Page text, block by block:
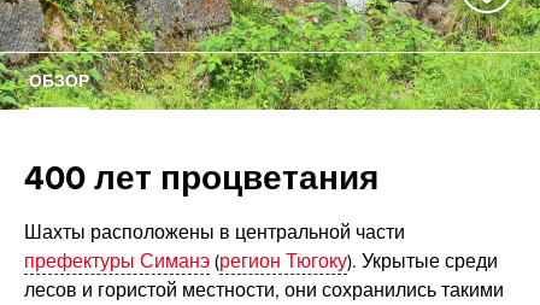
ОБЗОР
400 лет процветания
Шахты расположены в центральной части
префектуры Симанэ(регион Тюгоку). Укрытые среди
лесов и гористой местности, они сохранились такими